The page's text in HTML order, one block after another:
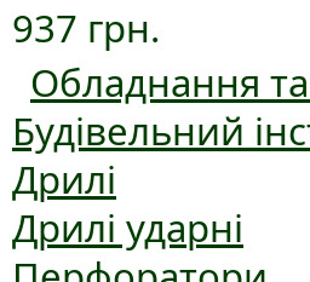
937 грн.
Обладнання
Будівельний
Дрилі
Дрилі ударні